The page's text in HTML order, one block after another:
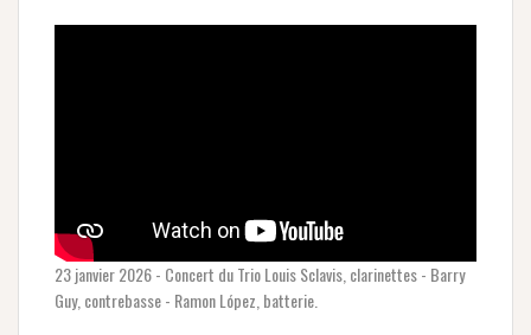
23 janvier 2026 - Concert du Trio Louis Sclavis, clarinettes - Barry
Guy, contrebasse - Ramon López, batterie.